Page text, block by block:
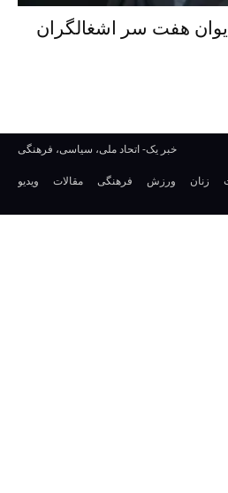
هفت سر اشغالگران
خبر یک- اتحاد ملی، سیاسی، فرهنگی
زنان ورزش فرهنگی مقالات
ویدیو